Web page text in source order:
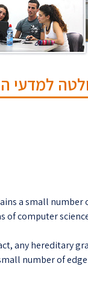
למדעי
a small
computer
any hereditary
number of